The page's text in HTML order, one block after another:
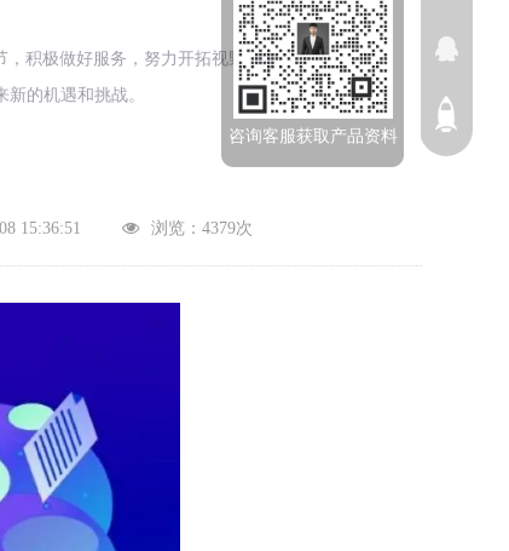
，积极做好服务，努力开拓视野。
的机遇和挑战。
15:36:51 浏览：4379次
咨询客服获取产品资料